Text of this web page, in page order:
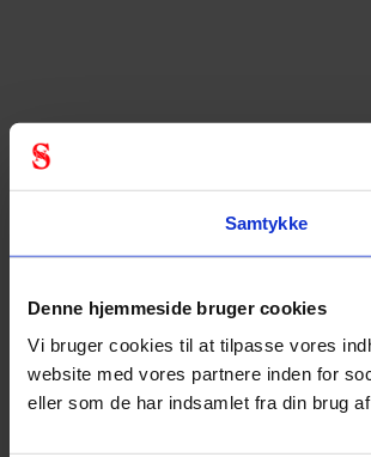
Samtykke
Denne hjemmeside bruger cookies
Vi bruger cookies til at tilpasse vores
website med vores partnere inden for
eller som de har indsamlet fra din brug